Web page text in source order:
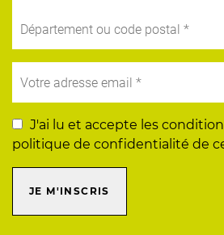
J'ai lu et accepte les
politique de confidentialité de
JE M'INSCRIS